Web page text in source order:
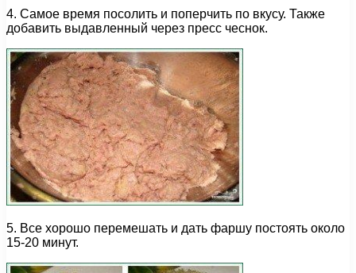
4. Самое время посолить и поперчить по вкусу. Также
добавить выдавленный через пресс чеснок.
5. Все хорошо перемешать и дать фаршу постоять около
15-20 минут.